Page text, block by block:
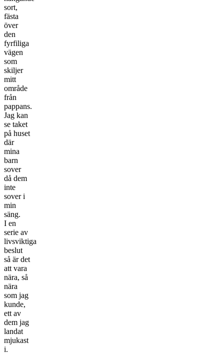
sort,
fästa
över
den
fyrfiliga
vägen
som
skiljer
mitt
område
från
pappans.
Jag kan
se taket
på huset
där
mina
barn
sover
då dem
inte
sover i
min
säng.
I en
serie av
livsviktiga
beslut
så är det
att vara
nära, så
nära
som jag
kunde,
ett av
dem jag
landat
mjukast
i.